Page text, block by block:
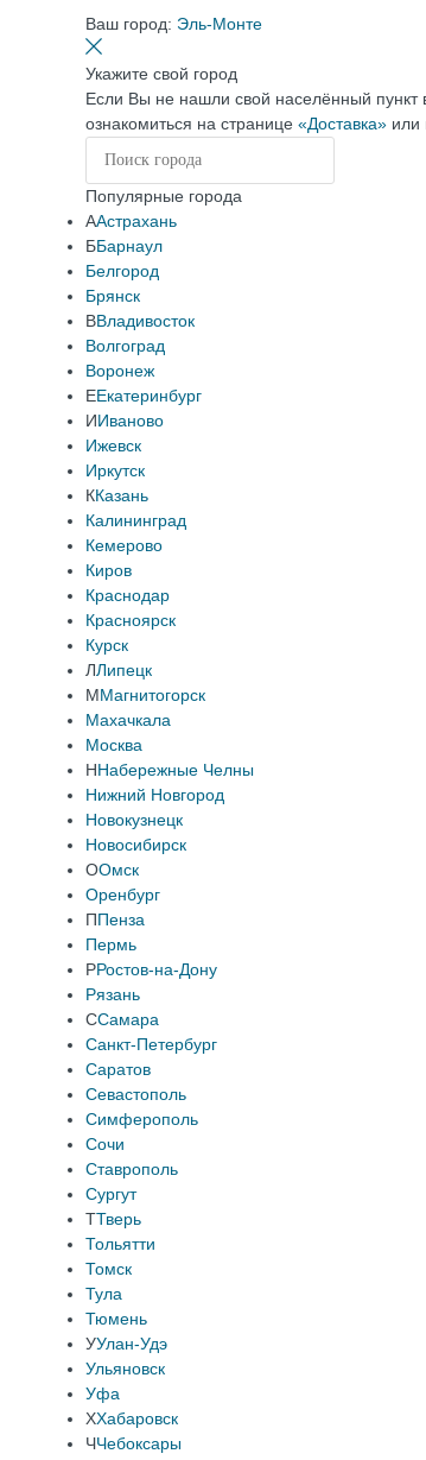
Ваш город: Эль-Монте
Укажите свой город
Если Вы не нашли свой населённый
ознакомиться на странице «Доставка» или
Популярные города
ААстрахань
ББарнаул
Белгород
Брянск
ВВладивосток
Волгоград
Воронеж
ЕЕкатеринбург
ИИваново
Ижевск
Иркутск
ККазань
Калининград
Кемерово
Киров
Краснодар
Красноярск
Курск
ЛЛипецк
ММагнитогорск
Махачкала
Москва
ННабережные Челны
Нижний Новгород
Новокузнецк
Новосибирск
ООмск
Оренбург
ППенза
Пермь
РРостов-на-Дону
Рязань
ССамара
Санкт-Петербург
Саратов
Севастополь
Симферополь
Сочи
Ставрополь
Сургут
ТТверь
Тольятти
Томск
Тула
Тюмень
УУлан-Удэ
Ульяновск
Уфа
ХХабаровск
ЧЧебоксары